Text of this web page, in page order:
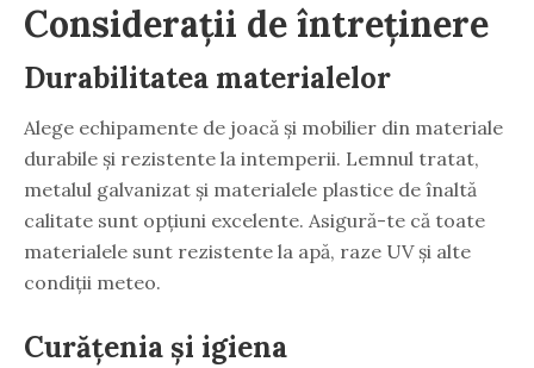
Considerații de întreținere
Durabilitatea materialelor
Alege echipamente de joacă și mobilier din materiale
durabile și rezistente la intemperii. Lemnul tratat,
metalul galvanizat și materialele plastice de înaltă
calitate sunt opțiuni excelente. Asigură-te că toate
materialele sunt rezistente la apă, raze UV și alte
condiții meteo.
Curățenia și igiena